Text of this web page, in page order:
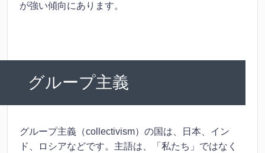
が強い傾向にあります。
グループ主義
グループ主義（collectivism）の国は、日本、イン
ド、ロシアなどです。主語は、「私たち」ではなく